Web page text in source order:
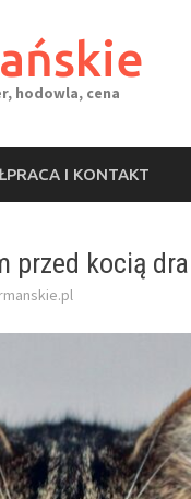
hodowla, cena
I KONTAKT
przed kocią